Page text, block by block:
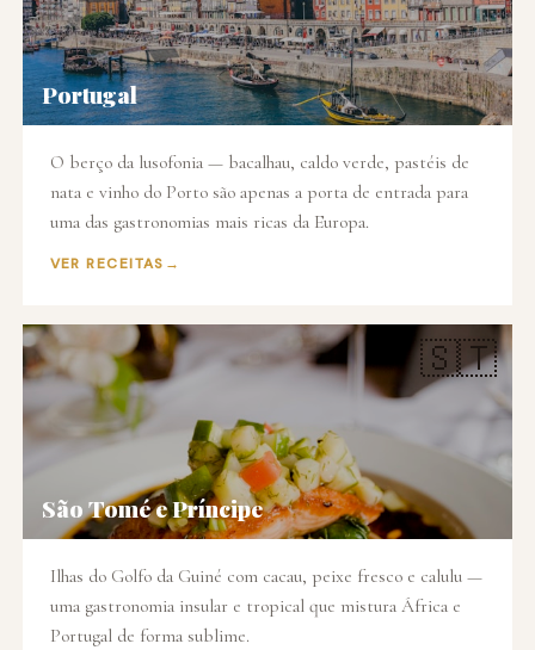
Portugal
O berço da lusofonia — bacalhau, caldo verde, pastéis de
nata e vinho do Porto são apenas a porta de entrada para
uma das gastronomias mais ricas da Europa.
VER RECEITAS
🇸🇹
São Tomé e Príncipe
Ilhas do Golfo da Guiné com cacau, peixe fresco e calulu —
uma gastronomia insular e tropical que mistura África e
Portugal de forma sublime.